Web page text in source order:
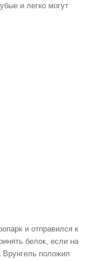
и легко могут
и отправился к
белок, если на
Врунгель положил